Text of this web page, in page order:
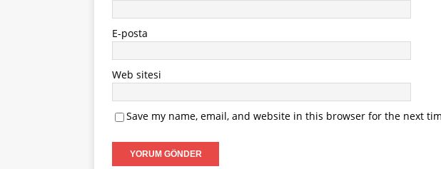
E-posta
Web sitesi
Save my name, email, and website in this browser for the next